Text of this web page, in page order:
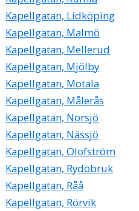
Kapellgatan, Lidköping
Kapellgatan, Malmö
Kapellgatan, Mellerud
Kapellgatan, Mjölby
Kapellgatan, Motala
Kapellgatan, Målerås
Kapellgatan, Norsjö
Kapellgatan, Nässjö
Kapellgatan, Olofström
Kapellgatan, Rydöbruk
Kapellgatan, Råå
Kapellgatan, Rörvik